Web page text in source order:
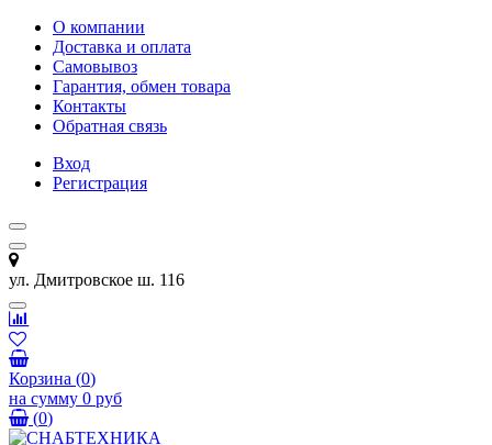
О компании
Доставка и оплата
Самовывоз
Гарантия, обмен товара
Контакты
Обратная связь
Вход
Регистрация
ул. Дмитровское ш. 116
Корзина (0)
на сумму 0 руб
(0)